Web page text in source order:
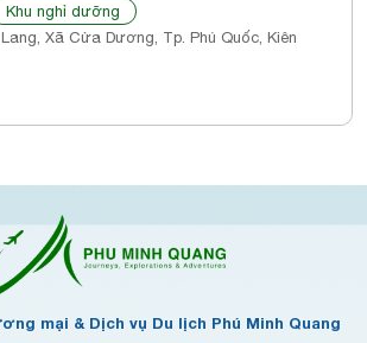
Khu nghỉ dưỡng
Xã Cửa Dương, Tp. Phú Quốc, Kiên
mại & Dịch vụ Du lịch Phú Minh Quang